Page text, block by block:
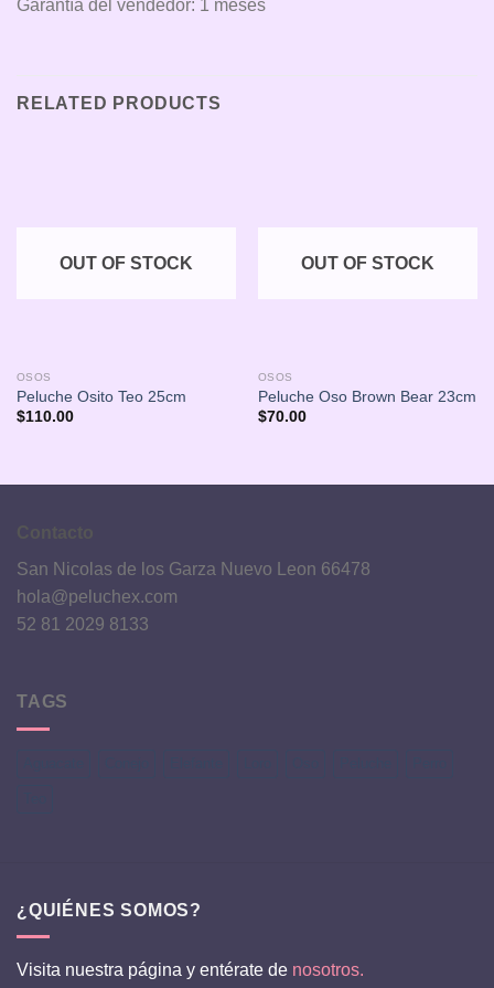
Garantía del vendedor: 1 meses
RELATED PRODUCTS
OUT OF STOCK
OSOS
Peluche Osito Teo 25cm
$110.00
OUT OF STOCK
OSOS
Peluche Oso Brown Bear 23cm
$70.00
San Nicolas de los Garza Nuevo Leon 66478
hola@peluchex.com
52 81 2029 8133
TAGS
¿QUIÉNES SOMOS?
Visita nuestra página y entérate de nosotros.